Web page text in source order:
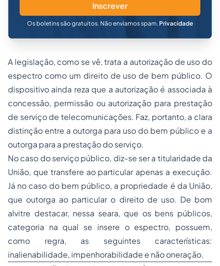
Inscrever
Os boletins são gratuitos. Não enviamos spam. Privacidade
A legislação, como se vê, trata a autorização de uso do
espectro como um direito de uso de bem público. O
dispositivo ainda reza que a autorização é associada à
concessão, permissão ou autorização para prestação
de serviço de telecomunicações. Faz, portanto, a clara
distinção entre a outorga para uso do bem público e a
outorga para a prestação do serviço.
No caso do serviço público, diz-se ser a titularidade da
União, que transfere ao particular apenas a execução.
Já no caso do bem público, a propriedade é da União,
que outorga ao particular o direito de uso. De bom
alvitre destacar, nessa seara, que os bens públicos,
categoria na qual se insere o espectro, possuem,
como regra, as seguintes características:
inalienabilidade, impenhorabilidade e não oneração.